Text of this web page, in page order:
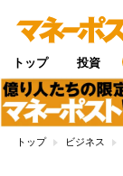
トップ 投資
トップ ビジネス